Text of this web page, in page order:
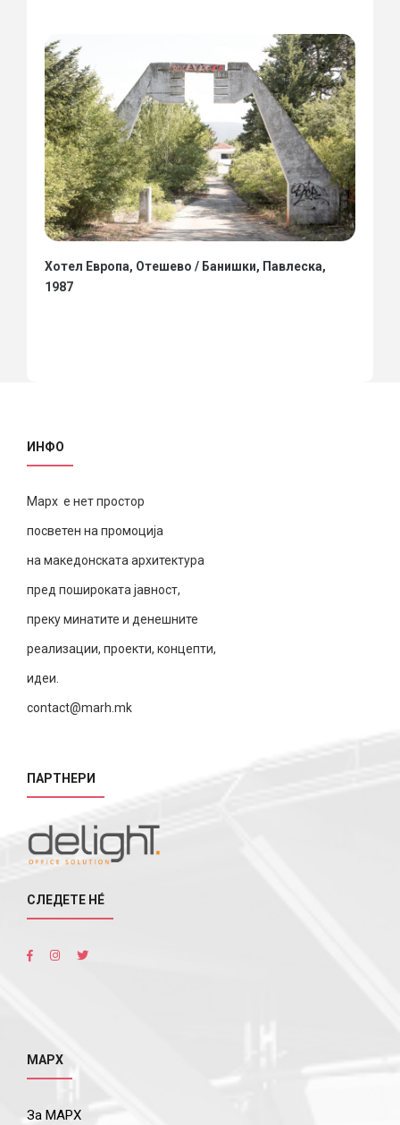
Хотел Европа, Отешево / Банишки, Павлеска,
1987
ИНФО
Марх е нет простор
посветен на промоција
на македонската архитектура
пред пошироката јавност,
преку минатите и денешните
реализации, проекти, концепти,
идеи.
contact@marh.mk
ПАРТНЕРИ
СЛЕДЕТЕ НÉ
МАРХ
За МАРХ